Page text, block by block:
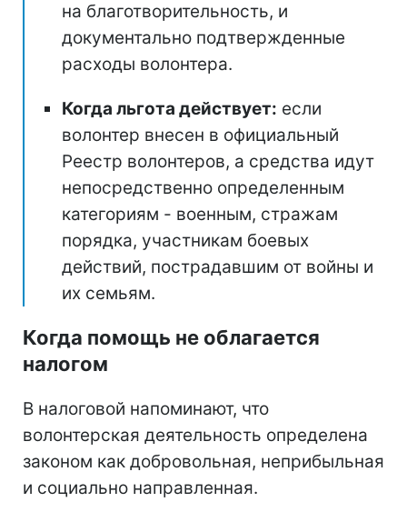
на благотворительность, и
документально подтвержденные
расходы волонтера.
Когда льгота действует: если
волонтер внесен в официальный
Реестр волонтеров, а средства идут
непосредственно определенным
категориям - военным, стражам
порядка, участникам боевых
действий, пострадавшим от войны и
их семьям.
Когда помощь не облагается
налогом
В налоговой напоминают, что
волонтерская деятельность определена
законом как добровольная, неприбыльная
и социально направленная.